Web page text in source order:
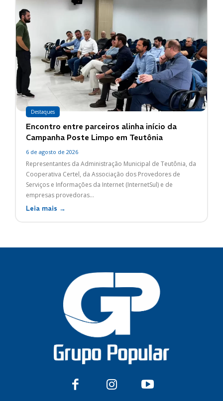
Destaques
Encontro entre parceiros alinha início da
Campanha Poste Limpo em Teutônia
6 de agosto de 2026
Representantes da Administração Municipal de Teutônia, da
Cooperativa Certel, da Associação dos Provedores de
Serviços e Informações da Internet (InternetSul) e de
empresas provedoras...
Leia mais →